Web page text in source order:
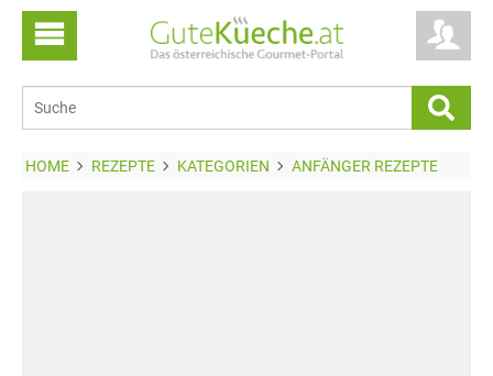
HOME REZEPTE KATEGORIEN ANFÄNGER REZEPTE